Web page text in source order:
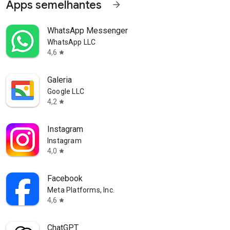
Apps semelhantes arrow_forward
WhatsApp Messenger
WhatsApp LLC
4,6 star
Galeria
Google LLC
4,2 star
Instagram
Instagram
4,0 star
Facebook
Meta Platforms, Inc.
4,6 star
ChatGPT